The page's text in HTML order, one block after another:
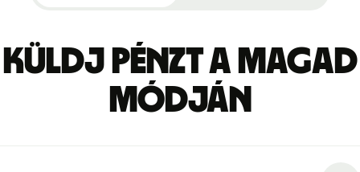
Küldj pénzt a magad
módján